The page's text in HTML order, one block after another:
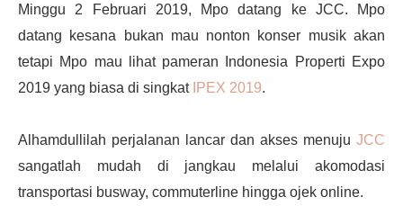
Minggu 2 Februari 2019, Mpo datang ke JCC. Mpo
datang kesana bukan mau nonton konser musik akan
tetapi Mpo mau lihat pameran Indonesia Properti Expo
2019 yang biasa di singkat IPEX 2019.
Alhamdullilah perjalanan lancar dan akses menuju JCC
sangatlah mudah di jangkau melalui akomodasi
transportasi busway, commuterline hingga ojek online.